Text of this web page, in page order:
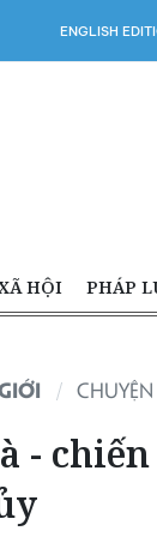
ENGLISH
HỘI PHÁP
-